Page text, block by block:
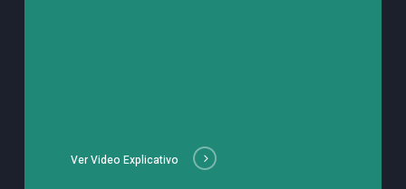
Ver Video Explicativo